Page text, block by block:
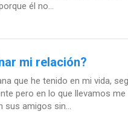
él no...
mi relación?
que he tenido en mi vida,
pero en lo que llevamos
sus amigos sin...